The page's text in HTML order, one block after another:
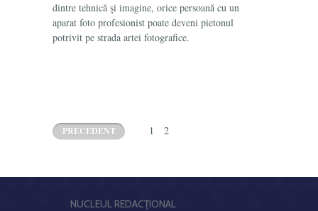
dintre tehnică şi imagine, orice persoană cu un
aparat foto profesionist poate deveni pietonul
potrivit pe strada artei fotografice.
PRECEDENT 1 2
NUCLEUL REDACŢIONAL